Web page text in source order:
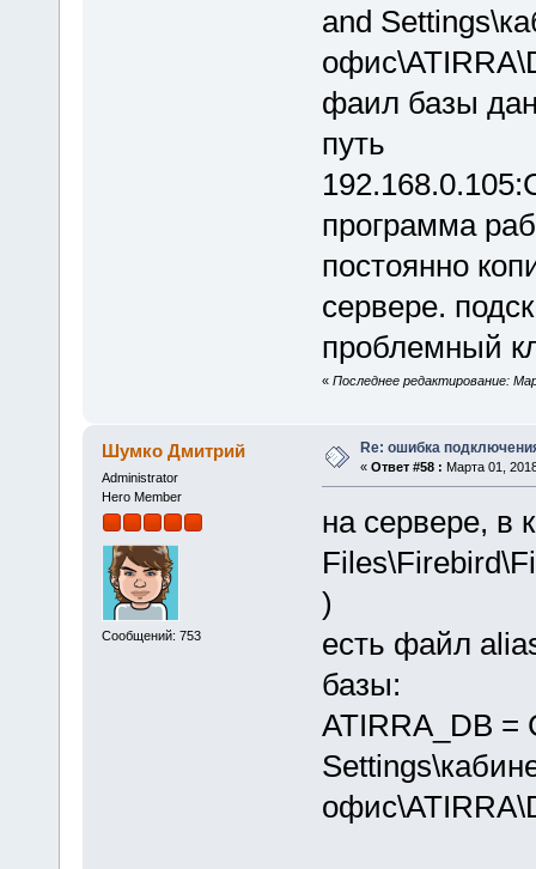
and
фаил базы
путь
программа
постоянно
сервере.
проблемный
« Последнее редактирование:
Шумко Дмитрий
Administrator
Hero Member
Сообщений: 753
Re: ошибка
« Ответ #58 : Марта 01,
на сервере, в
)
есть файл
базы:
ATIRRA_DB =